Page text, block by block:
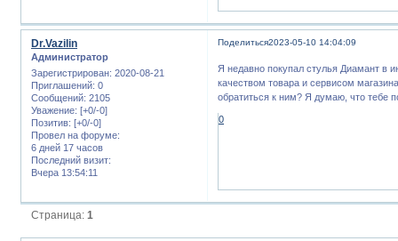
Поделиться2023-05-10 14:04:09
Dr.Vazilin
Администратор
Зарегистрирован: 2020-08-21
Приглашений: 0
Сообщений: 2105
Уважение: [+0/-0]
Позитив: [+0/-0]
Провел на форуме:
6 дней 17 часов
Последний визит:
Вчера 13:54:11
Я недавно покупал стулья Диамант в
качеством товара и сервисом
обратиться к ним? Я думаю, что тебе
0
Страница:1